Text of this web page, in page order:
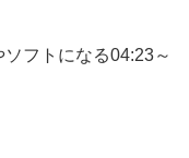
フトになる04:23～